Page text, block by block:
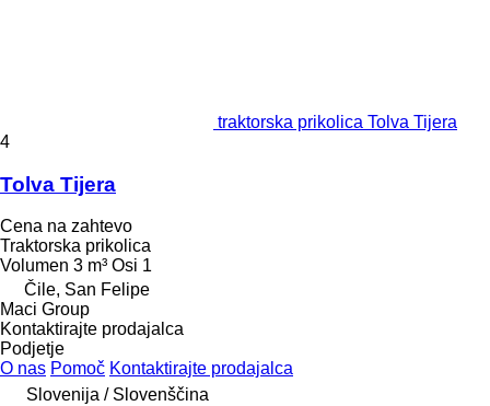
traktorska prikolica Tolva Tijera
4
Tolva Tijera
Cena na zahtevo
Traktorska prikolica
Volumen 3 m³ Osi 1
Čile, San Felipe
Maci Group
Kontaktirajte prodajalca
Podjetje
O nas Pomoč Kontaktirajte prodajalca
Slovenija / Slovenščina